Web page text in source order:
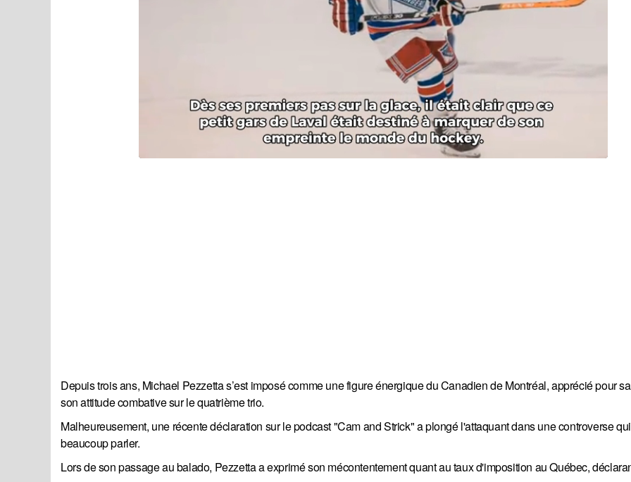
Depuis trois ans, Michael Pezzetta s’est imposé comme une figure énergique du Canadien de Montréal, apprécié pour
son attitude combative sur le quatrième trio.
Malheureusement, une récente déclaration sur le podcast "Cam and Strick" a plongé l'attaquant dans une controverse
beaucoup parler.
Lors de son passage au balado, Pezzetta a exprimé son mécontentement quant au taux d'imposition au Québec,